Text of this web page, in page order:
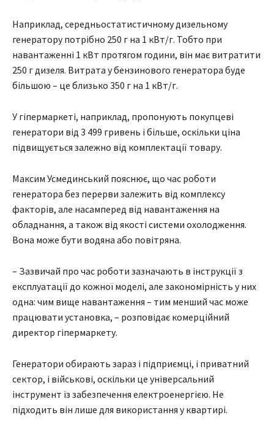
Наприклад, середньостатистичному дизельному
генератору потрібно 250 г на 1 кВт/г. Тобто при
навантаженні 1 кВт протягом години, він має витратити
250 г дизеля. Витрата у бензинового генератора буде
більшою – це близько 350 г на 1 кВт/г.
У гіпермаркеті, наприклад, пропонують покупцеві
генератори від 3 499 гривень і більше, оскільки ціна
підвищується залежно від комплектації товару.
Максим Усмединський пояснює, що час роботи
генератора без перерви залежить від комплексу
факторів, але насамперед від навантаження на
обладнання, а також від якості системи охолодження.
Вона може бути водяна або повітряна.
– Зазвичай про час роботи зазначають в інструкції з
експлуатації до кожної моделі, але закономірність у них
одна: чим вище навантаження – тим менший час може
працювати установка, – розповідає комерційний
директор гіпермаркету.
Генератори обирають зараз і підприємці, і приватний
сектор, і військові, оскільки це універсальний
інструмент із забезпечення електроенергією. Не
підходить він лише для використання у квартирі.